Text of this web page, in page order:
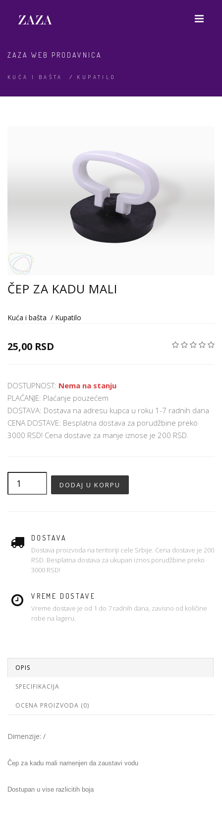
ZAZA WEB PRODAVNICA
KUĆA I BAŠTA / KUPATILO
ČEP ZA KADU MALI
Kuća i bašta / Kupatilo
25,00 RSD
DOSTUPNOST: Nema na stanju
PLAĆANJE: Plaćanje pouzećem
DOSTAVA: Dostava na adresu kupca u roku 1-7 radnih dana
CENA DOSTAVE: Besplatna dostava za porudžbine preko
3000 RSD! Cena dostave za manje iznose je 200 RSD.
DOSTAVA
Dostava proizvoda na teritoriji cele Srbije. Cena dostave je 200
RSD. Besplatna dostava za ukupan iznos porudžbine preko
3000 RSD!
VREME DOSTAVE
Vreme dostave je od 1 do 7 radnih dana, zavisno od količine
robe na lageru.
OPIS
SPECIFIKACIJA
OCENA PROIZVODA (0)
Dimenzije: /
Čep za kadu mali namenjen da zaustavi vodu
Dostupan u vise razlicitih boja